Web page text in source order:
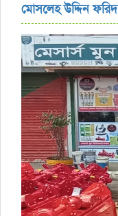
মোসলেহ উদ্দিন ফরিদ